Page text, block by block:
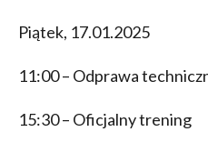
Piątek, 17.01.2025
11:00 – Odprawa
15:30 – Oficjalny trening